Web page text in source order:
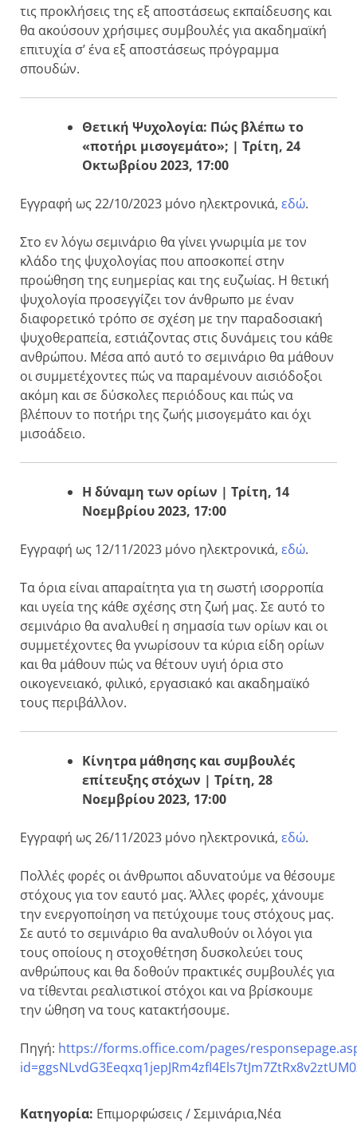
τις προκλήσεις της εξ αποστάσεως εκπαίδευσης και
θα ακούσουν χρήσιμες συμβουλές για ακαδημαϊκή
επιτυχία σ’ ένα εξ αποστάσεως πρόγραμμα
σπουδών.
Θετική Ψυχολογία: Πώς βλέπω το
«ποτήρι μισογεμάτο»; | Τρίτη, 24
Οκτωβρίου 2023, 17:00
Εγγραφή ως 22/10/2023 μόνο ηλεκτρονικά, εδώ.
Στο εν λόγω σεμινάριο θα γίνει γνωριμία με τον
κλάδο της ψυχολογίας που αποσκοπεί στην
προώθηση της ευημερίας και της ευζωίας. Η θετική
ψυχολογία προσεγγίζει τον άνθρωπο με έναν
διαφορετικό τρόπο σε σχέση με την παραδοσιακή
ψυχοθεραπεία, εστιάζοντας στις δυνάμεις του κάθε
ανθρώπου. Μέσα από αυτό το σεμινάριο θα μάθουν
οι συμμετέχοντες πώς να παραμένουν αισιόδοξοι
ακόμη και σε δύσκολες περιόδους και πώς να
βλέπουν το ποτήρι της ζωής μισογεμάτο και όχι
μισοάδειο.
Η δύναμη των ορίων | Τρίτη, 14
Νοεμβρίου 2023, 17:00
Εγγραφή ως 12/11/2023 μόνο ηλεκτρονικά, εδώ.
Τα όρια είναι απαραίτητα για τη σωστή ισορροπία
και υγεία της κάθε σχέσης στη ζωή μας. Σε αυτό το
σεμινάριο θα αναλυθεί η σημασία των ορίων και οι
συμμετέχοντες θα γνωρίσουν τα κύρια είδη ορίων
και θα μάθουν πώς να θέτουν υγιή όρια στο
οικογενειακό, φιλικό, εργασιακό και ακαδημαϊκό
τους περιβάλλον.
Κίνητρα μάθησης και συμβουλές
επίτευξης στόχων | Τρίτη, 28
Νοεμβρίου 2023, 17:00
Εγγραφή ως 26/11/2023 μόνο ηλεκτρονικά, εδώ.
Πολλές φορές οι άνθρωποι αδυνατούμε να θέσουμε
στόχους για τον εαυτό μας. Άλλες φορές, χάνουμε
την ενεργοποίηση να πετύχουμε τους στόχους μας.
Σε αυτό το σεμινάριο θα αναλυθούν οι λόγοι για
τους οποίους η στοχοθέτηση δυσκολεύει τους
ανθρώπους και θα δοθούν πρακτικές συμβουλές για
να τίθενται ρεαλιστικοί στόχοι και να βρίσκουμε
την ώθηση να τους κατακτήσουμε.
Πηγή: https://forms.office.com/pages/
Κατηγορία: Επιμορφώσεις / Σεμινάρια,Νέα